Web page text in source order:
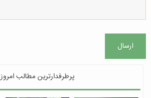
ارسال
پرطرفدارترین مطالب امروز